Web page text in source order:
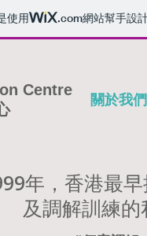
使用 .com網站幫手設
Centre 關於我們
年，香港最
及調解訓練的